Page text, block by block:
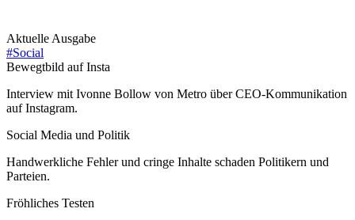
Aktuelle Ausgabe
#Social
Bewegtbild auf Insta
Interview mit Ivonne Bollow von Metro über CEO-Kommunikation
auf Instagram.
Social Media und Politik
Handwerkliche Fehler und cringe Inhalte schaden Politikern und
Parteien.
Fröhliches Testen